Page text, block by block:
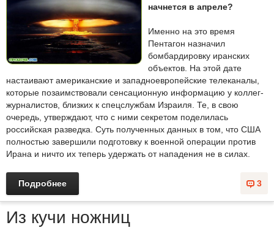
начнется в апреле?
Именно на это время
Пентагон назначил
бомбардировку иранских
объектов. На этой дате
настаивают американские и западноевропейские телеканалы,
которые позаимствовали сенсационную информацию у коллег-
журналистов, близких к спецслужбам Израиля. Те, в свою
очередь, утверждают, что с ними секретом поделилась
российская разведка. Суть полученных данных в том, что США
полностью завершили подготовку к военной операции против
Ирана и ничто их теперь удержать от нападения не в силах.
3
Подробнее
Из кучи ножниц